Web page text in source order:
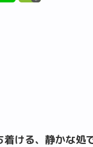
着ける、静かな処